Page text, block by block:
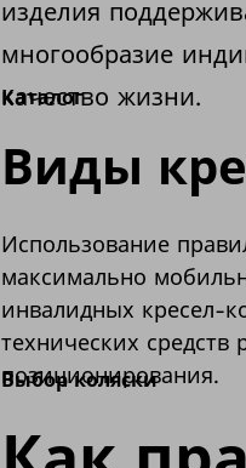
изделия
многообразие
качество жизни.
Каталог
Виды
Использование
максимально
инвалидных кресел-
технических
позиционирования.
Выбор коляски